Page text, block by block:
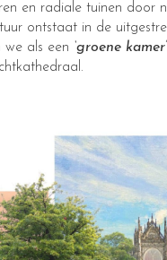
en radiale tuinen door
ontstaat in de
we als een ‘groene kamer